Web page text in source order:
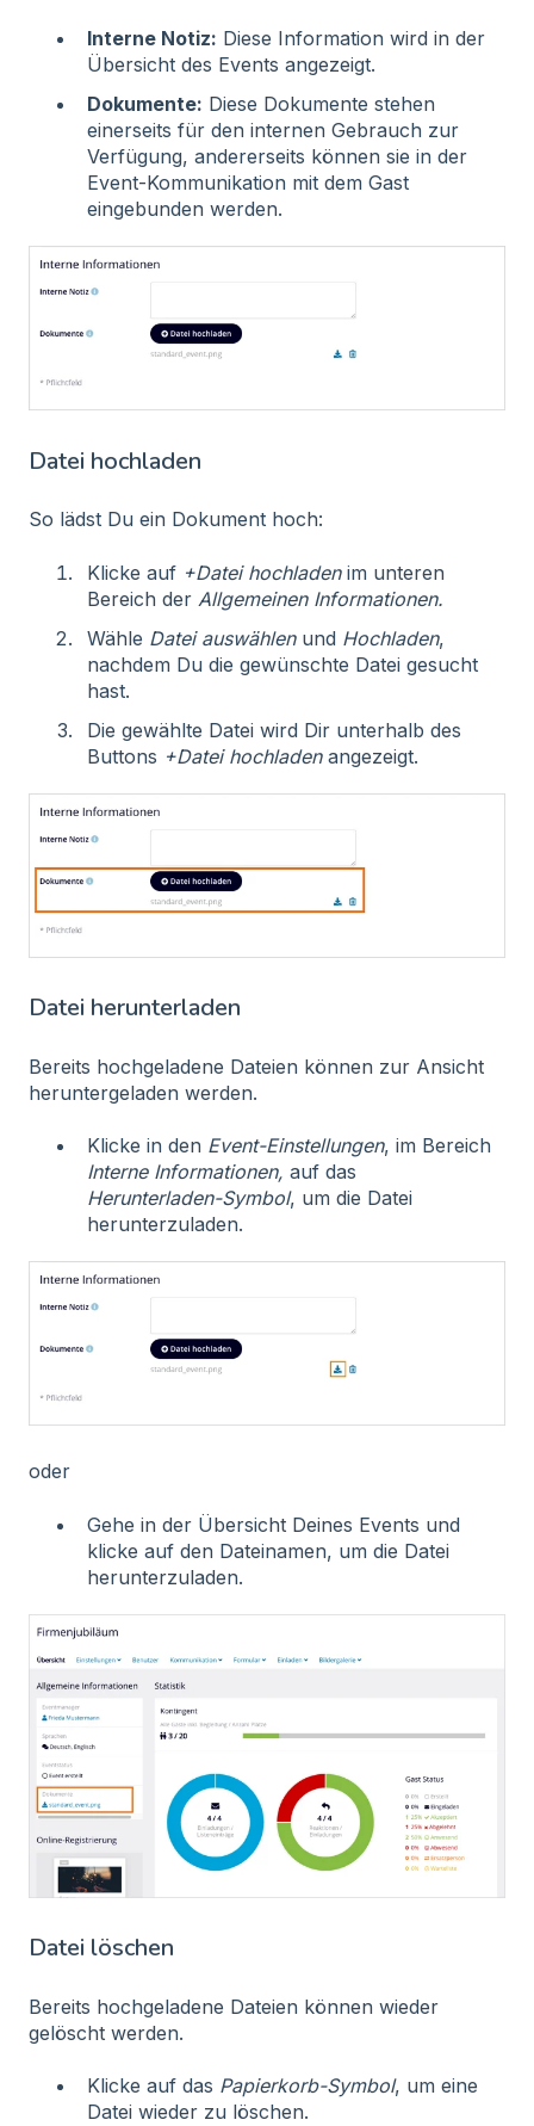
Interne Notiz: Diese Information wird in der
Übersicht des Events angezeigt.
Dokumente: Diese Dokumente stehen
einerseits für den internen Gebrauch zur
Verfügung, andererseits können sie in der
Event-Kommunikation mit dem Gast
eingebunden werden.
Datei hochladen
So lädst Du ein Dokument hoch:
Klicke auf +Datei hochladen im unteren
Bereich der Allgemeinen Informationen.
Wähle Datei auswählenund Hochladen,
nachdem Du die gewünschte Datei gesucht
hast.
Die gewählte Datei wird Dir unterhalb des
Buttons +Datei hochladen angezeigt.
Datei herunterladen
Bereits hochgeladene Dateien können zur Ansicht
heruntergeladen werden.
Klicke in den Event-Einstellungen, im Bereich
Interne Informationen, auf das
Herunterladen-Symbol, um die Datei
herunterzuladen.
oder
Gehe in der Übersicht Deines Events und
klicke auf den Dateinamen, um die Datei
herunterzuladen.
Datei löschen
Bereits hochgeladene Dateien können wieder
gelöscht werden.
Klicke auf das Papierkorb-Symbol, um eine
Datei wieder zu löschen.